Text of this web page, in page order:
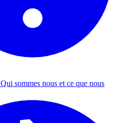
Qui sommes nous et ce que nous